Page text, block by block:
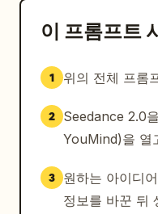
라면을 후루룩 먹음.
cut17: 대각선 측면
을 향해 천천히 줌인
이 프롬프트
1 위의 전체 프롬
2
Seedance 2.0
YouMind)을 열
3
원하는 아이디
정보를 바꾼 뒤